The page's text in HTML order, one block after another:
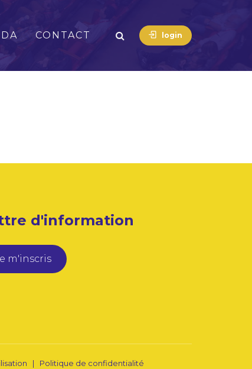
login
CONTACT
d'information
m'inscris
| Politique de confidentialité